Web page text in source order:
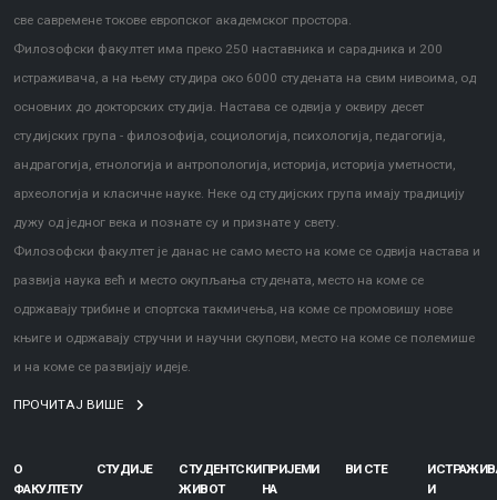
све савремене токове европског академског простора.
Филозофски факултет има преко 250 наставника и сарадника и 200
истраживача, а на њему студира око 6000 студената на свим нивоима, од
основних до докторских студија. Настава се одвија у оквиру десет
студијских група - филозофија, социологија, психологија, педагогија,
андрагогија, етнологија и антропологија, историја, историја уметности,
археологија и класичне науке. Неке од студијских група имају традицију
дужу од једног века и познате су и признате у свету.
Филозофски факултет је данас не само место на коме се одвија настава и
развија наука већ и место окупљања студената, место на коме се
одржавају трибине и спортска такмичења, на коме се промовишу нове
књиге и одржавају стручни и научни скупови, место на коме се полемише
и на коме се развијају идеје.
ПРОЧИТАЈ ВИШЕ
О
ФАКУЛТЕТУ
СТУДИЈЕ
СТУДЕНТСКИ
ЖИВОТ
ПРИЈЕМИ
НА
ВИ СТЕ
И